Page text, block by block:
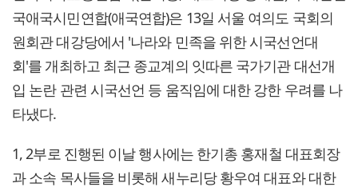
국애국시민연합(애국연합)은 13일 서울 여의도 국회의
원회관 대강당에서 '나라와 민족을 위한 시국선언대
회'를 개최하고 최근 종교계의 잇따른 국가기관 대선개
입 논란 관련 시국선언 등 움직임에 대한 강한 우려를 나
타냈다.
1, 2부로 진행된 이날 행사에는 한기총 홍재철 대표회장
과 소속 목사들을 비롯해 새누리당 황우여 대표와 대한